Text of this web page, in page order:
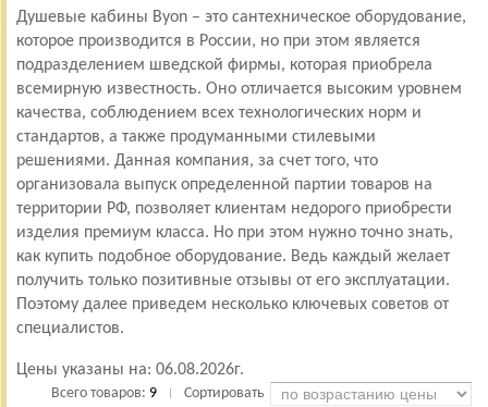
Душевые кабины Byon – это сантехническое оборудование,
которое производится в России, но при этом является
подразделением шведской фирмы, которая приобрела
всемирную известность. Оно отличается высоким уровнем
качества, соблюдением всех технологических норм и
стандартов, а также продуманными стилевыми
решениями. Данная компания, за счет того, что
организовала выпуск определенной партии товаров на
территории РФ, позволяет клиентам недорого приобрести
изделия премиум класса. Но при этом нужно точно знать,
как купить подобное оборудование. Ведь каждый желает
получить только позитивные отзывы от его эксплуатации.
Поэтому далее приведем несколько ключевых советов от
специалистов.
Цены указаны на: 06.08.2026г.
Всего товаров: 9 Сортировать